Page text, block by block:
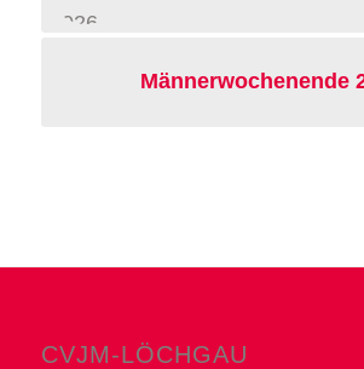
Männerwochenende
CVJM-LÖCHGAU